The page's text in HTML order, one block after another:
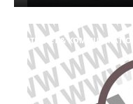
INTERNET & KOMMUNIKATION